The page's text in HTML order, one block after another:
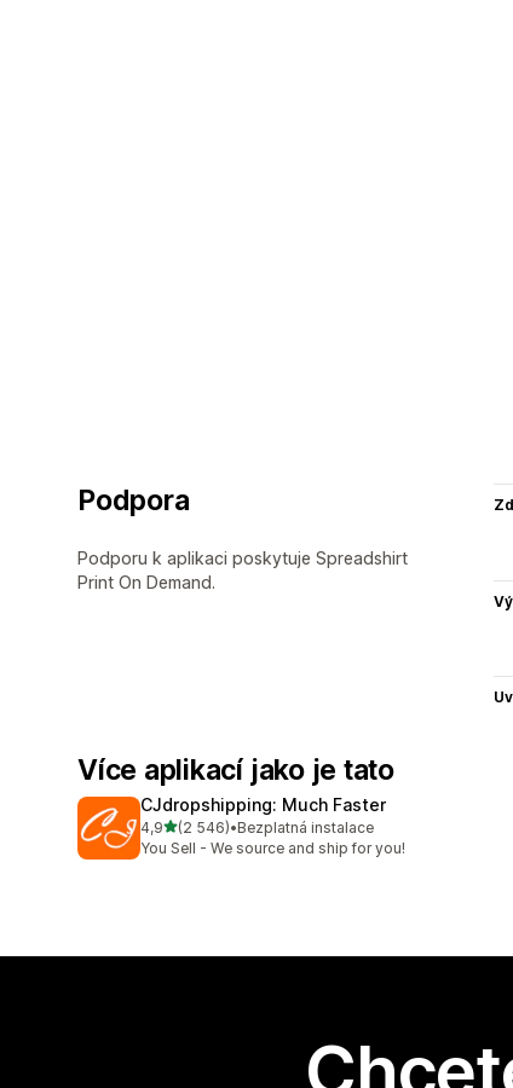
Podpora
Podporu k aplikaci poskytuje Spreadshirt
Print On Demand.
Více aplikací jako je tato
CJdropshipping: Much Faster
4,9z 5 hvězd
(2 546)
Celkový počet recenzí: 2546
•Bezplatná instalace
You Sell - We source and ship for you!